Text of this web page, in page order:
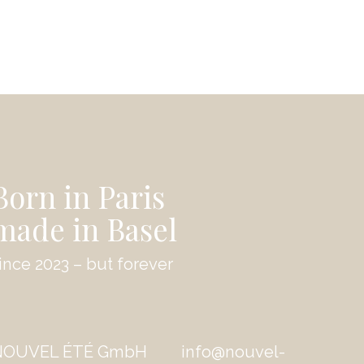
in Paris
in Basel
2023 – but forever
ÉTÉ GmbH
info@nouvel-